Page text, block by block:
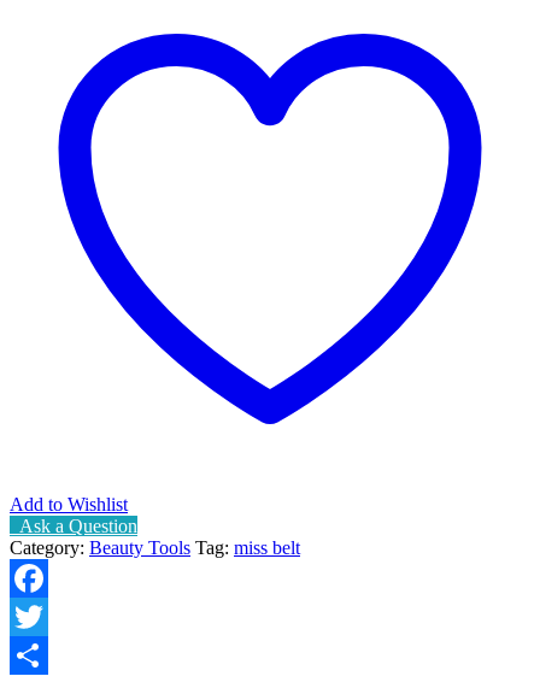
Add to Wishlist
Ask a Question
Category: Beauty Tools Tag: miss belt
Facebook
Twitter